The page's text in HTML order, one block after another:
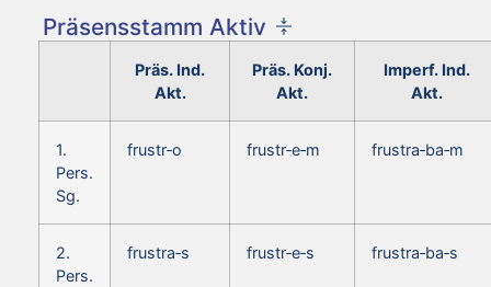
Präsensstamm Aktiv
Präs. Ind.
Akt.
Präs. Konj.
Akt.
Imperf. Ind.
Akt.
1.
Pers.
Sg.
frustr‑o frustr‑e‑m frustra‑ba‑m
2.
Pers.
frustra‑s frustr‑e‑s frustra‑ba‑s